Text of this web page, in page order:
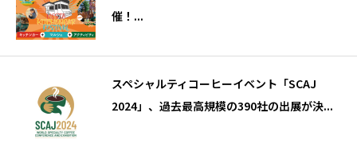
催！...
スペシャルティコーヒーイベント「SCAJ
2024」、過去最高規模の390社の出展が決...